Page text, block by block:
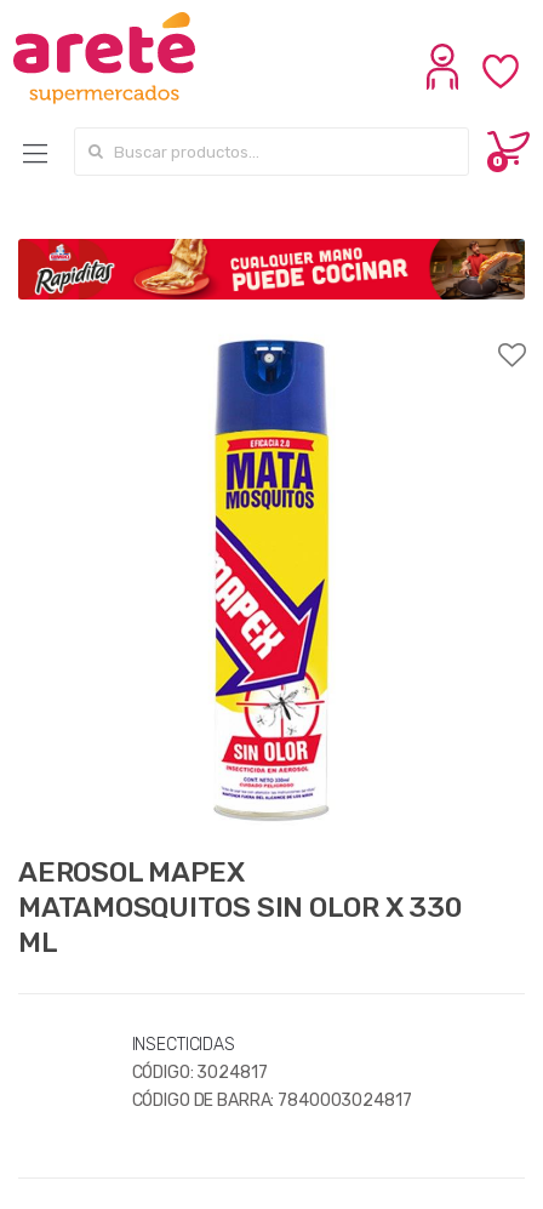
Search for:
0
AEROSOL MAPEX
MATAMOSQUITOS SIN OLOR X 330
ML
INSECTICIDAS
CÓDIGO: 3024817
CÓDIGO DE BARRA: 7840003024817